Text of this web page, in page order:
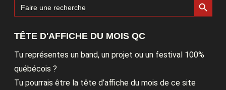
for:
TÊTE D'AFFICHE DU MOIS QC
Tu représentes un band, un projet ou un festival 100%
québécois ?
Tu pourrais être la tête d’affiche du mois de ce site